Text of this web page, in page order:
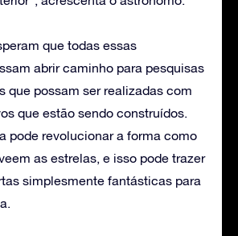
que todas essas
abrir caminho para pesquisas
que possam ser realizadas com
que estão sendo construídos.
pode revolucionar a forma como
as estrelas, e isso pode trazer
simplesmente fantásticas para